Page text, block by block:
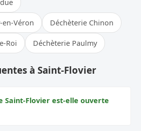
en-Véron Déchèterie Chinon
Roi Déchèterie Paulmy
à Saint-Flovier
Saint-Flovier est-elle ouverte